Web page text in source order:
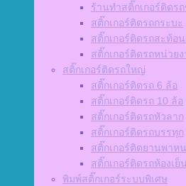
ร้านทำสติ๊กเกอร์ติดร
สติ๊กเกอร์ติดรถกระบะ
สติ๊กเกอร์ติดรถสะท้อ
สติ๊กเกอร์ติดรถหน่วย
สติ๊กเกอร์ติดรถใหญ่
สติ๊กเกอร์ติดรถ 6 ล้อ
สติ๊กเกอร์ติดรถ 10 ล้อ
สติ๊กเกอร์ติดรถหัวลาก
สติ๊กเกอร์ติดรถบรรทุก
สติ๊กเกอร์ติดยานพาห
สติ๊กเกอร์ติดรถห้องเย็น
พิมพ์สติ๊กเกอร์ระบบพิเศษ